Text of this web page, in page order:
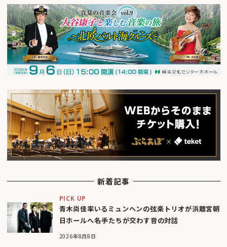
新着記事
PICK UP
青木尚佳率いるミュンヘンの弦楽トリオが浜離宮朝
日ホールへ――名手たちが交わす音の対話
2026年8月8日